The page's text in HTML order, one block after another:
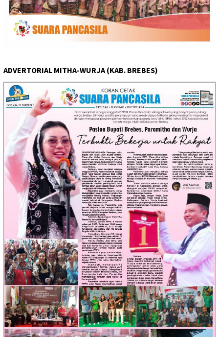
ADVERTORIAL MITHA-WURJA (KAB. BREBES)